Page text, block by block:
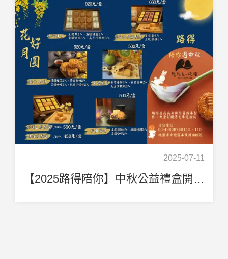
2025-07-11
【2025路得陪你】中秋公益禮盒開跑囉~